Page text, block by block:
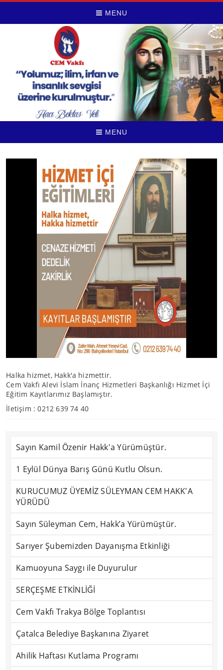
MENU
MENU
Halka hizmet, Hakk'a hizmettir.
Cem Vakfı Alevi İslam İnanç Hizmetleri Başkanlığı Hizmet İçi
Eğitim Kayıtlarımız Başlamıştır.
İletişim : 0212 639 74 40
Sayın Kamil Özenir Hakk'a Yürümüştür.
1 Eylül Dünya Barış Günü Kutlu Olsun.
KURUCUMUZ ÜYEMİZ SÜLEYMAN CEM HAKK'A
YÜRÜDÜ
Sayın Süleyman Cem, Hakk’a Yürümüştür.
Sarıyer Şubemizden Dayanışma Etkinliği
Kamuoyuna Saygı ile Duyurulur
SERÇEŞME ETKİNLİĞİ
Cem Vakfı Trakya Bölge Toplantısı
Çatalca Belediye Başkanına Ziyaret
Ahilik Haftası Kutlama Programı